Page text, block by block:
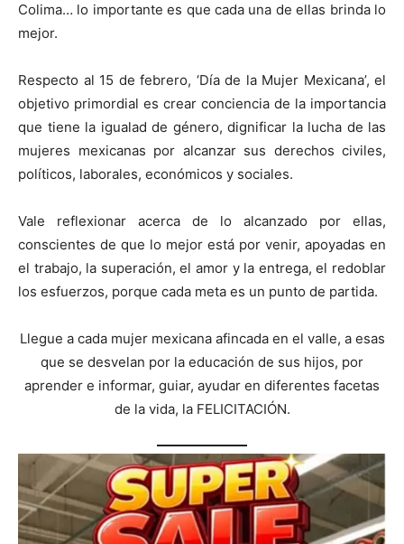
Colima… lo importante es que cada una de ellas brinda lo
mejor.
Respecto al 15 de febrero, ‘Día de la Mujer Mexicana’, el
objetivo primordial es crear conciencia de la importancia
que tiene la igualad de género, dignificar la lucha de las
mujeres mexicanas por alcanzar sus derechos civiles,
políticos, laborales, económicos y sociales.
Vale reflexionar acerca de lo alcanzado por ellas,
conscientes de que lo mejor está por venir, apoyadas en
el trabajo, la superación, el amor y la entrega, el redoblar
los esfuerzos, porque cada meta es un punto de partida.
Llegue a cada mujer mexicana afincada en el valle, a esas
que se desvelan por la educación de sus hijos, por
aprender e informar, guiar, ayudar en diferentes facetas
de la vida, la FELICITACIÓN.